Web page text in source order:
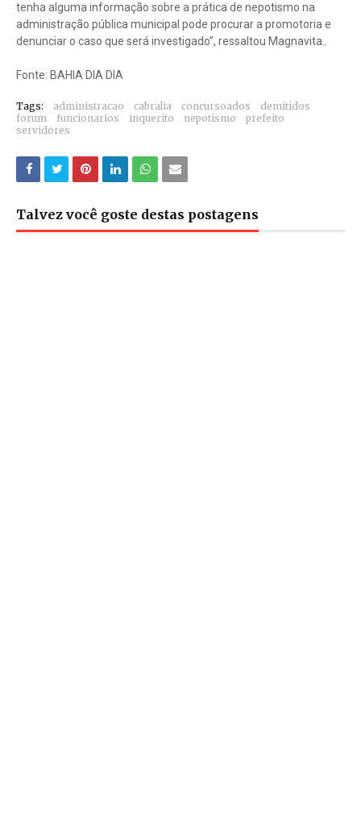
tenha alguma informação sobre a prática de nepotismo na
administração pública municipal pode procurar a promotoria e
denunciar o caso que será investigado”, ressaltou Magnavita..
Fonte: BAHIA DIA DIA
Tags: administracao cabralia concursoados
demitidos
forum
funcionarios inquerito nepotismo
prefeito
servidores
Talvez você goste destas postagens